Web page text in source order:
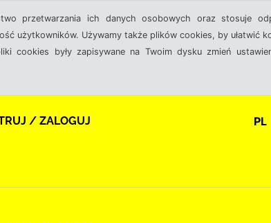
przetwarzania ich danych osobowych oraz stosuje
użytkowników. Używamy także plików cookies, by ułatwić
były zapisywane na Twoim dysku zmień
/ ZALOGUJ PL